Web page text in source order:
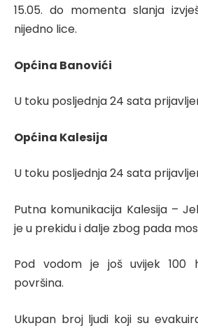
15.05. do momenta slanja
nijedno lice.
Općina Banovići
U toku posljednja 24 sata
Općina Kalesija
U toku posljednja 24 sata
Putna komunikacija Kalesija –
je u prekidu i dalje zbog pada
Pod vodom je još uvijek 100
površina.
Ukupan broj ljudi koji su